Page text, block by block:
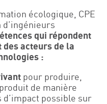
écologique, CPE
d’ingénieurs
qui répondent
des acteurs de la
:
pour produire,
de manière
d’impact possible sur